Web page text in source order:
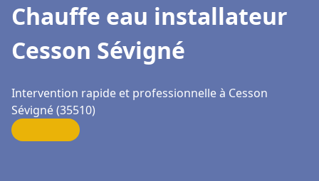
Chauffe eau installateur
Cesson Sévigné
Intervention rapide et professionnelle à Cesson
Sévigné (35510)